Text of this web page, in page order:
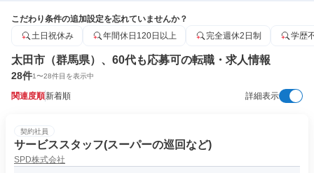
こだわり条件の追加設定を忘れていませんか？
土日祝休み
年間休日120日以上 完全週休2日制 学歴
太田市（群馬県）、60代も応募可の転職・求人情報
28件1〜28件目を表示中
関連度順新着順 詳細表示
契約社員
サービススタッフ(スーパーの巡回など)
SPD株式会社